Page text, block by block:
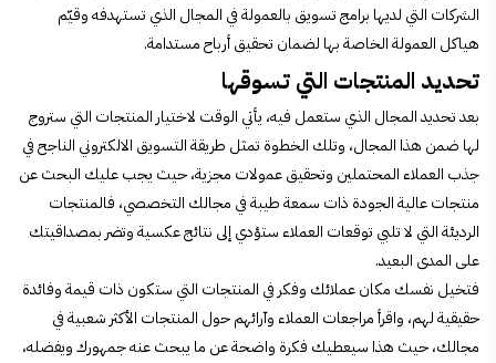
الشركات التي لديها برامج تسويق بالعمولة في المجال الذي تستهدفه وقيّم
هياكل العمولة الخاصة بها لضمان تحقيق أرباح مستدامة.
تحديد المنتجات التي تسوقها
بعد تحديد المجال الذي ستعمل فيه، يأتي الوقت لاختيار المنتجات التي ستروج
لها ضمن هذا المجال، وتلك الخطوة تمثل طريقة التسويق الالكتروني الناجحفي
جذب العملاء المحتملين وتحقيق عمولات مجزية، حيث يجب عليك البحث عن
منتجات عالية الجودة ذات سمعة طيبة في مجالك التخصصي، فالمنتجات
الرديئة التي لا تلبي توقعات العملاء ستؤدي إلى نتائج عكسية وتضر بمصداقيتك
على المدى البعيد.
فتخيل نفسك مكان عملائك وفكر في المنتجات التي ستكون ذات قيمة وفائدة
حقيقية لهم، واقرأ مراجعات العملاء وآرائهم حول المنتجات الأكثر شعبية في
مجالك، حيث هذا سيعطيك فكرة واضحة عن ما يبحث عنه جمهورك ويفضله،